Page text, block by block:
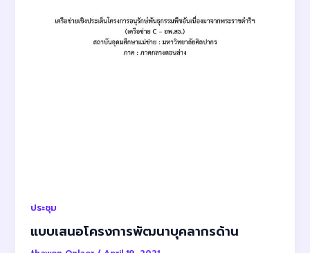
ประชุม
แบบเสนอโครงการพัฒนาบุคลากรด้าน